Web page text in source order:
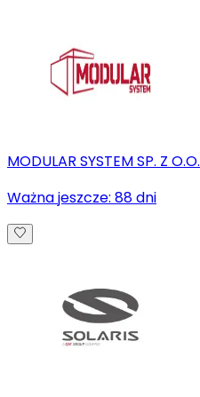
MODULAR SYSTEM SP. Z O.O.
Ważna jeszcze: 88dni